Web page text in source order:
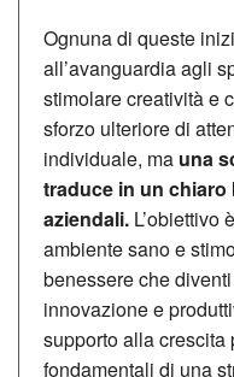
Ognuna di queste
all’avanguardia agli
stimolare creatività e
sforzo ulteriore di
individuale, ma una
traduce in un
aziendali. L’obiettivo
ambiente sano e
benessere che
innovazione e
supporto alla crescita
fondamentali di una